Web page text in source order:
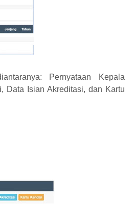
Pernyataan Kepala
Data Isian Akreditasi, dan Kartu